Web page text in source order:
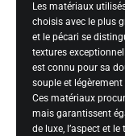
Les matériaux
choisis avec le plus
et le pécari se
textures
est connu pour sa
souple et
Ces matériaux
mais garantissent
de luxe, l’aspect et